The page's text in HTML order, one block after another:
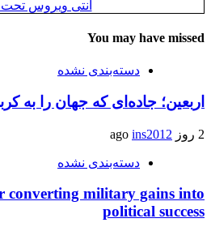
آنتی ویروس
You may have missed
دسته‌بندی نشده
اربعین؛ جاده‌ای که جهان را به
2 روز ago ins2012
دسته‌بندی نشده
converting military gains into
political success